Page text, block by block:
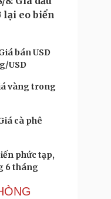
eo biển
bán USD
USD
vàng trong
cà phê
phức tạp,
6 tháng